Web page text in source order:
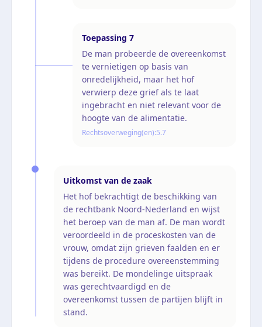
Toepassing 7
De man probeerde de overeenkomst
te vernietigen op basis van
onredelijkheid, maar het hof
verwierp deze grief als te laat
ingebracht en niet relevant voor de
hoogte van de alimentatie.
Rechtsoverweging(en):5.7
Uitkomst van de zaak
Het hof bekrachtigt de beschikking van
de rechtbank Noord-Nederland en wijst
het beroep van de man af. De man wordt
veroordeeld in de proceskosten van de
vrouw, omdat zijn grieven faalden en er
tijdens de procedure overeenstemming
was bereikt. De mondelinge uitspraak
was gerechtvaardigd en de
overeenkomst tussen de partijen blijft in
stand.